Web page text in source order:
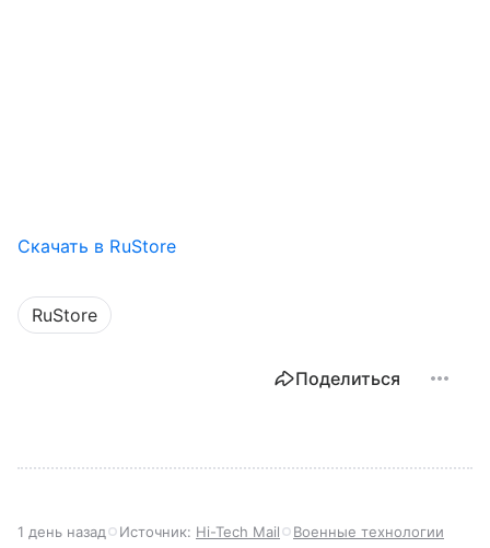
Скачать в RuStore
RuStore
Поделиться
1 день назад Источник: Hi-Tech Mail Военные технологии